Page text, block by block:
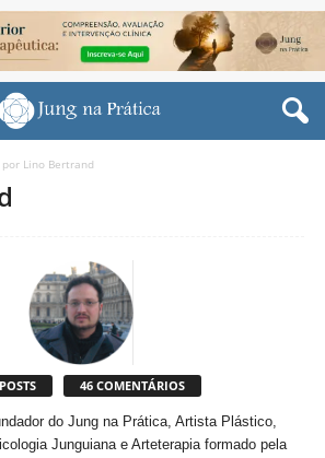
por Lino Bertrand
46 COMENTÁRIOS
do Jung na Prática, Artista Plástico,
Junguiana e Arteterapia formado pela